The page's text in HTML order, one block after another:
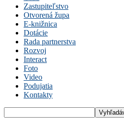
Zastupiteľstvo
Otvorená župa
E-knižnica
Dotácie
Rada partnerstva
Rozvoj
Interact
Foto
Video
Podujatia
Kontakty